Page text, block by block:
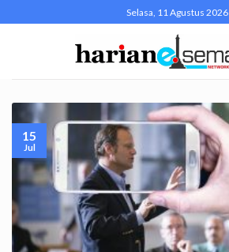
to
Selasa, 11 Agustus 2026
15
Jul